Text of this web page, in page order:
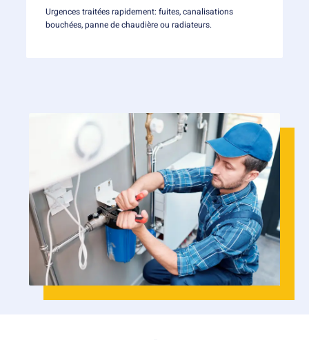
Urgences traitées rapidement: fuites, canalisations
bouchées, panne de chaudière ou radiateurs.